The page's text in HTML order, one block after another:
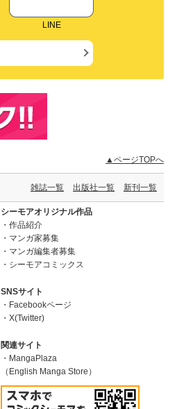
LINE
▲ページTOPへ
雑誌一覧 出版社一覧 新刊一覧
シーモアオリジナル作品
作品紹介
マンガ家募集
マンガ編集者募集
シーモアコミックス
SNSサイト
Facebookページ
X(Twitter)
関連サイト
MangaPlaza
（English Manga Store）